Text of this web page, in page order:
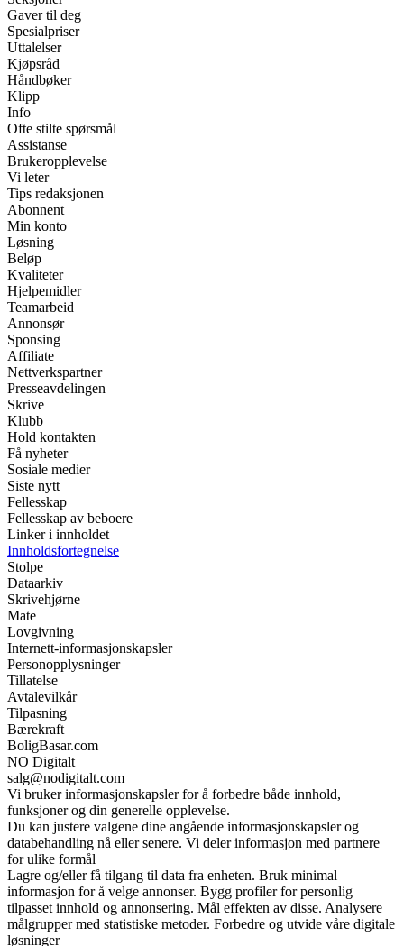
Gaver til deg
Spesialpriser
Uttalelser
Kjøpsråd
Håndbøker
Klipp
Info
Ofte stilte spørsmål
Assistanse
Brukeropplevelse
Vi leter
Tips redaksjonen
Abonnent
Min konto
Løsning
Beløp
Kvaliteter
Hjelpemidler
Teamarbeid
Annonsør
Sponsing
Affiliate
Nettverkspartner
Presseavdelingen
Skrive
Klubb
Hold kontakten
Få nyheter
Sosiale medier
Siste nytt
Fellesskap
Fellesskap av beboere
Linker i innholdet
Innholdsfortegnelse
Stolpe
Dataarkiv
Skrivehjørne
Mate
Lovgivning
Internett-informasjonskapsler
Personopplysninger
Tillatelse
Avtalevilkår
Tilpasning
Bærekraft
BoligBasar.com
NO Digitalt
salg@nodigitalt.com
Vi bruker informasjonskapsler for å forbedre både innhold,
funksjoner og din generelle opplevelse.
Du kan justere valgene dine angående informasjonskapsler og
databehandling nå eller senere. Vi deler informasjon med partnere
for ulike formål
Lagre og/eller få tilgang til data fra enheten. Bruk minimal
informasjon for å velge annonser. Bygg profiler for personlig
tilpasset innhold og annonsering. Mål effekten av disse. Analysere
målgrupper med statistiske metoder. Forbedre og utvide våre digitale
løsninger